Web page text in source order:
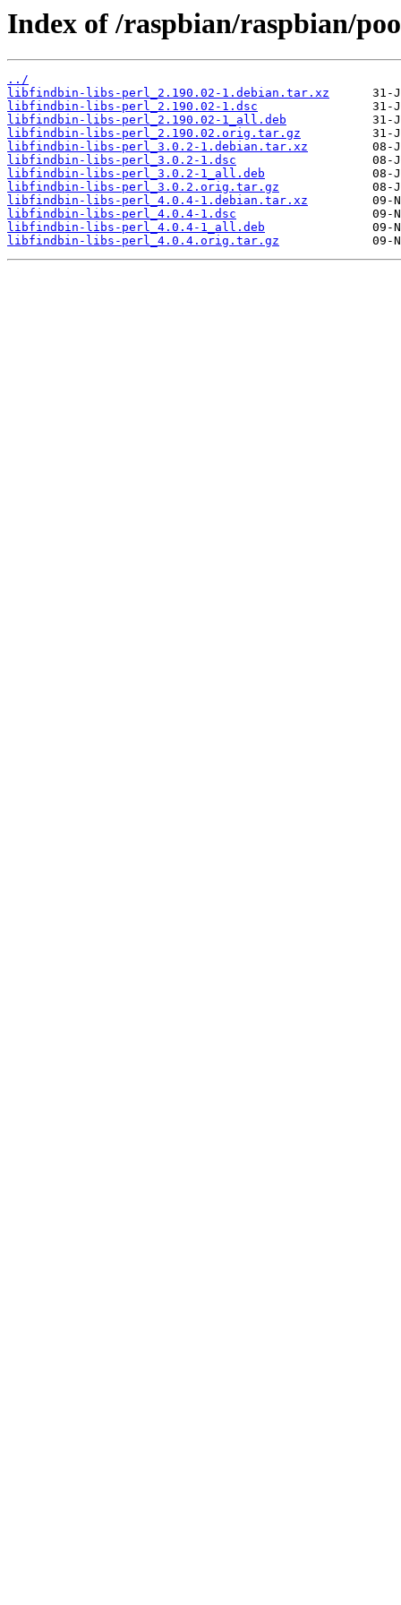
Index of /raspbian/raspbian/
../
libfindbin-libs-perl_2.190.02-1.debian.tar.xz
libfindbin-libs-perl_2.190.02-1.dsc
libfindbin-libs-perl_2.190.02-1_all.deb
libfindbin-libs-perl_2.190.02.orig.tar.gz
libfindbin-libs-perl_3.0.2-1.debian.tar.xz
libfindbin-libs-perl_3.0.2-1.dsc
libfindbin-libs-perl_3.0.2-1_all.deb
libfindbin-libs-perl_3.0.2.orig.tar.gz
libfindbin-libs-perl_4.0.4-1.debian.tar.xz
libfindbin-libs-perl_4.0.4-1.dsc
libfindbin-libs-perl_4.0.4-1_all.deb
libfindbin-libs-perl_4.0.4.orig.tar.gz